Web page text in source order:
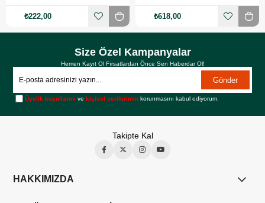
₺222,00 ₺618,00
Size Özel Kampanyalar
Hemen Kayıt Ol Fırsatlardan Önce Sen Haberdar Ol!
Gönder
Üyelik koşullarını vekişisel verilerimin korunmasını kabul ediyorum.
Takipte Kal
HAKKIMIZDA